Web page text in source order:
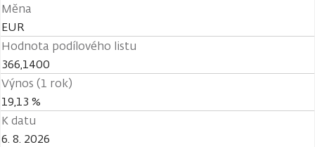
Měna
EUR
Hodnota podílového listu
366,1400
Výnos (1 rok)
19,13 %
K datu
6. 8. 2026